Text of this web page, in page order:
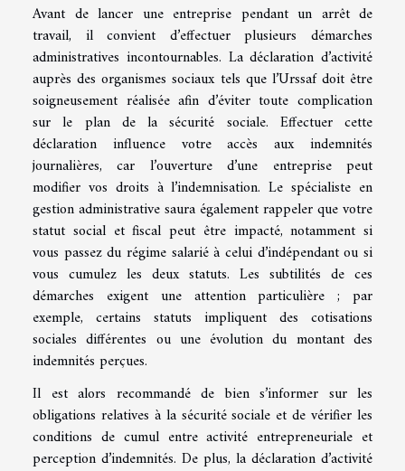
Avant de lancer une entreprise pendant un arrêt de
travail, il convient d’effectuer plusieurs démarches
administratives incontournables. La déclaration d’activité
auprès des organismes sociaux tels que l’Urssaf doit être
soigneusement réalisée afin d’éviter toute complication
sur le plan de la sécurité sociale. Effectuer cette
déclaration influence votre accès aux indemnités
journalières, car l’ouverture d’une entreprise peut
modifier vos droits à l’indemnisation. Le spécialiste en
gestion administrative saura également rappeler que votre
statut social et fiscal peut être impacté, notamment si
vous passez du régime salarié à celui d’indépendant ou si
vous cumulez les deux statuts. Les subtilités de ces
démarches exigent une attention particulière ; par
exemple, certains statuts impliquent des cotisations
sociales différentes ou une évolution du montant des
indemnités perçues.
Il est alors recommandé de bien s’informer sur les
obligations relatives à la sécurité sociale et de vérifier les
conditions de cumul entre activité entrepreneuriale et
perception d’indemnités. De plus, la déclaration d’activité